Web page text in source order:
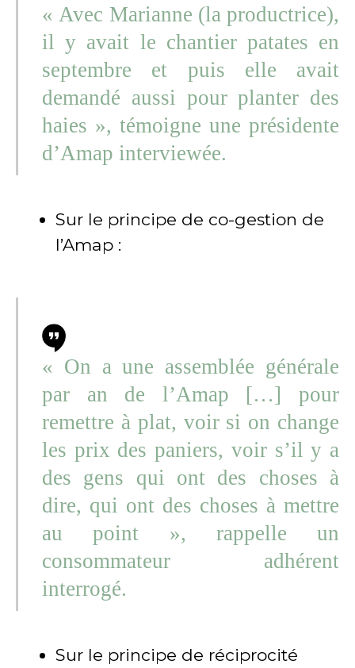
« Avec Marianne (la productrice),
il y avait le chantier patates en
septembre et puis elle avait
demandé aussi pour planter des
haies », témoigne une présidente
d’Amap interviewée.
Sur le principe de co-gestion de
l’Amap :
« On a une assemblée générale
par an de l’Amap […] pour
remettre à plat, voir si on change
les prix des paniers, voir s’il y a
des gens qui ont des choses à
dire, qui ont des choses à mettre
au point », rappelle un
consommateur adhérent
interrogé.
Sur le principe de réciprocité